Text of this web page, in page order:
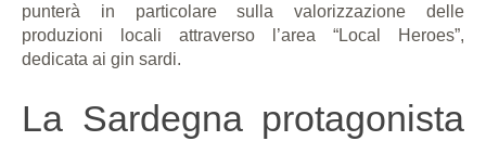
punterà in particolare sulla valorizzazione delle
produzioni locali attraverso l’area “Local Heroes”,
dedicata ai gin sardi.
La Sardegna protagonista